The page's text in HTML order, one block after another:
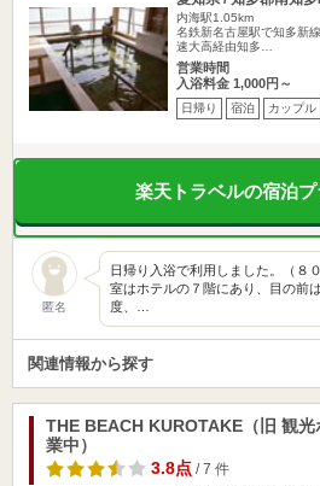
内海駅1.05km
名鉄新名古屋駅で知多新
速大高経由知多…
営業時間
入浴料金 1,000円～
日帰り 宿泊 カップル
楽天トラベルの宿泊
匿名
日帰り入浴で利用しました。（８
室はホテルの７階にあり、目の前
度、…
関連情報から探す
THE BEACH KUROTAKE（旧 観光
業中）
3.8点/ 7 件